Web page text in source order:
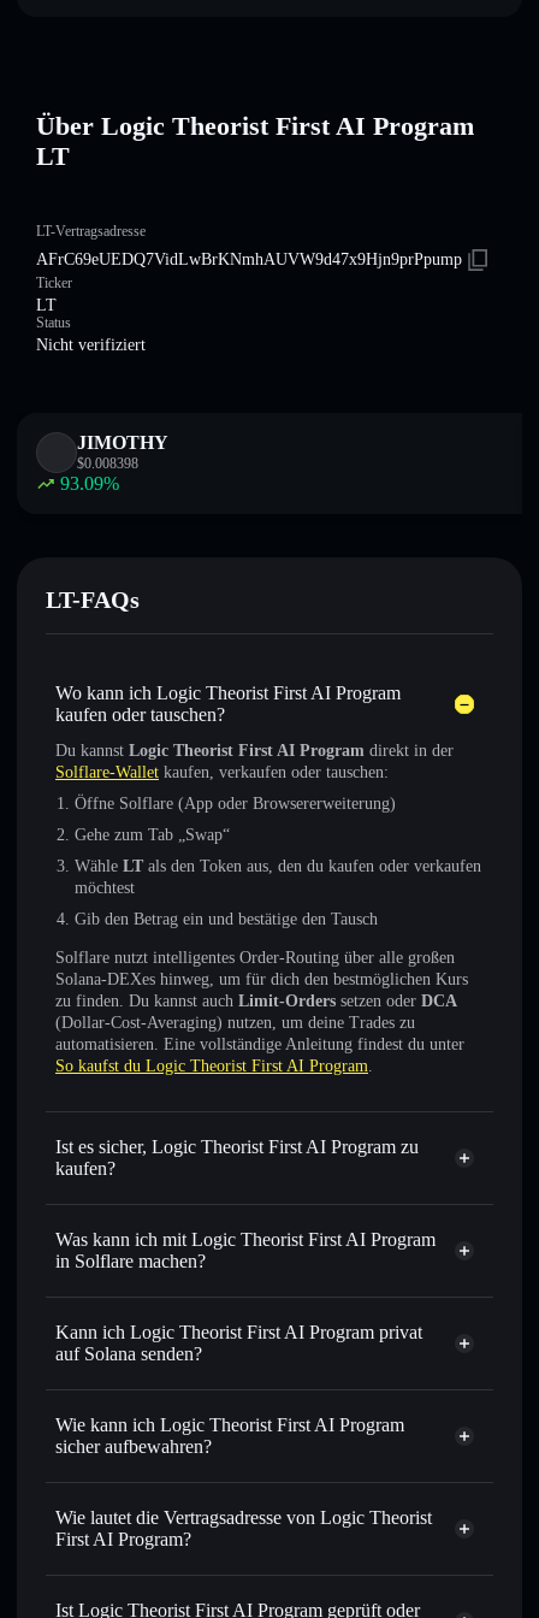
Über Logic Theorist First AI Program
LT
LT-Vertragsadresse
AFrC69eUEDQ7VidLwBrKNmhAUVW9d47x9Hjn9prPpump
Ticker
LT
Status
Nicht verifiziert
JIMOTHY
$0.008398
93.09%
LT-FAQs
Wo kann ich Logic Theorist First AI Program
kaufen oder tauschen?
Du kannst Logic Theorist First AI Program direkt in der
Solflare-Wallet kaufen, verkaufen oder tauschen:
Öffne Solflare (App oder Browsererweiterung)
Gehe zum Tab „Swap“
Wähle LT als den Token aus, den du kaufen oder verkaufen
möchtest
Gib den Betrag ein und bestätige den Tausch
Solflare nutzt intelligentes Order-Routing über alle großen
Solana-DEXes hinweg, um für dich den bestmöglichen Kurs
zu finden. Du kannst auch Limit-Orders setzen oder DCA
(Dollar-Cost-Averaging) nutzen, um deine Trades zu
automatisieren. Eine vollständige Anleitung findest du unter
So kaufst du Logic Theorist First AI Program.
Ist es sicher, Logic Theorist First AI Program zu
kaufen?
Logic Theorist First AI Program
Was kann ich mit Logic Theorist First AI Program
in Solflare machen?
Logic Theorist First AI Program Solflare-Wallet
Sofort tauschen– handle LT gegen SOL, USDC oder
Routing zum bestmöglichen Kurs
Limit-Orders setzen– automatisiere Trades zu deinem
Zielkurs für LT
Durchschnittskosteneffekt nutzen– Schritt für Schritt
Privat senden
– übertrage LT, ohne Wallets öffentlich zu
verknüpfen, mithilfe des in Solflare integrierten Privacy
Aggregators
In Echtzeit verfolgen– überwache Kurs, Volumen,
Kann ich Logic Theorist First AI Program privat
auf Solana senden?
Privacy
Wie kann ich Logic Theorist First AI Program
sicher aufbewahren?
Logic Theorist First AI Program
Solflare
Wie lautet die Vertragsadresse von Logic Theorist
First AI Program?
Logic Theorist First
Ist Logic Theorist First AI Program geprüft oder